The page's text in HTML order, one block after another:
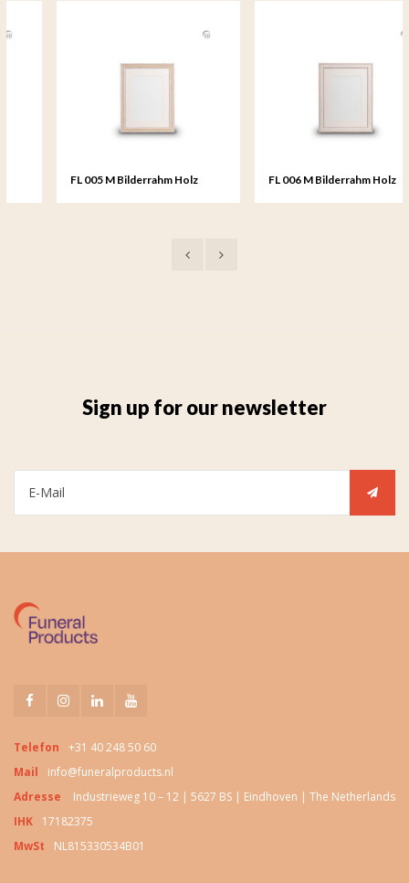
FL 005 M Bilderrahm Holz
FL 006 M Bilderrahm Holz
Sign up for our newsletter
Telefon
+31 40 248 50 60
Mail
info@funeralproducts.nl
Adresse
Industrieweg 10 – 12 | 5627 BS | Eindhoven | The Netherlands
IHK
17182375
MwSt
NL815330534B01